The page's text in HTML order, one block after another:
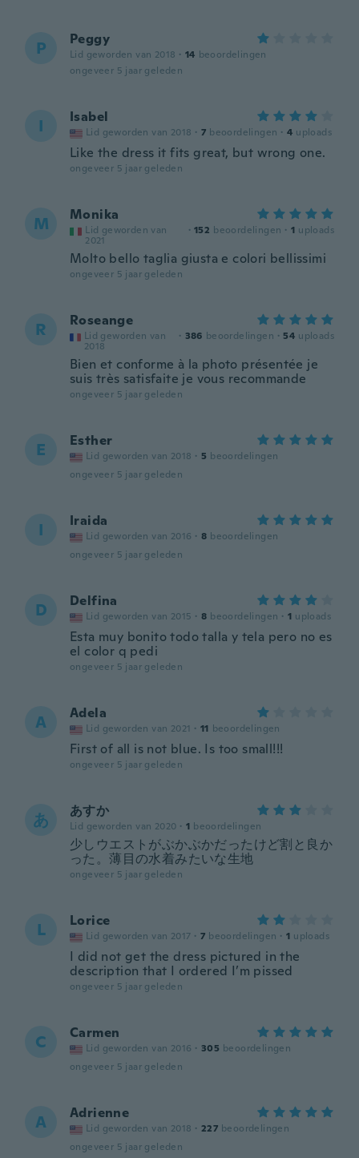
P Peggy
Lid geworden van 2018 · 14 beoordelingen
ongeveer 5 jaar geleden
I Isabel
Lid geworden van 2018 · 7 beoordelingen · 4 uploads
Like the dress it fits great, but wrong one.
ongeveer 5 jaar geleden
M Monika
Lid geworden van
2021
· 152 beoordelingen · 1 uploads
Molto bello taglia giusta e colori bellissimi
ongeveer 5 jaar geleden
R Roseange
Lid geworden van
2018
· 386 beoordelingen · 54 uploads
Bien et conforme à la photo présentée je
suis très satisfaite je vous recommande
ongeveer 5 jaar geleden
E Esther
Lid geworden van 2018 · 5 beoordelingen
ongeveer 5 jaar geleden
I Iraida
Lid geworden van 2016 · 8 beoordelingen
ongeveer 5 jaar geleden
D Delfina
Lid geworden van 2015 · 8 beoordelingen · 1 uploads
Esta muy bonito todo talla y tela pero no es
el color q pedi
ongeveer 5 jaar geleden
A Adela
Lid geworden van 2021 · 11 beoordelingen
First of all is not blue. Is too small!!!
ongeveer 5 jaar geleden
あ あすか
Lid geworden van 2020 · 1 beoordelingen
少しウエストがぶかぶかだったけど割と良か
った。薄目の水着みたいな生地
ongeveer 5 jaar geleden
L Lorice
Lid geworden van 2017 · 7 beoordelingen · 1 uploads
I did not get the dress pictured in the
description that I ordered I’m pissed
ongeveer 5 jaar geleden
C Carmen
Lid geworden van 2016 · 305 beoordelingen
ongeveer 5 jaar geleden
A Adrienne
Lid geworden van 2018 · 227 beoordelingen
ongeveer 5 jaar geleden